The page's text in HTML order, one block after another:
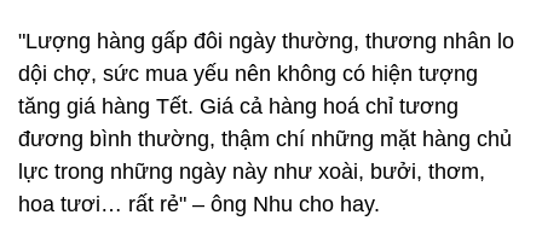
"Lượng hàng gấp đôi ngày thường, thương nhân lo
dội chợ, sức mua yếu nên không có hiện tượng
tăng giá hàng Tết. Giá cả hàng hoá chỉ tương
đương bình thường, thậm chí những mặt hàng chủ
lực trong những ngày này như xoài, bưởi, thơm,
hoa tươi… rất rẻ" – ông Nhu cho hay.